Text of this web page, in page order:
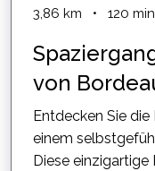
3,86 km • 120 min
von
Entdecken Sie
einem
Diese einzigartige